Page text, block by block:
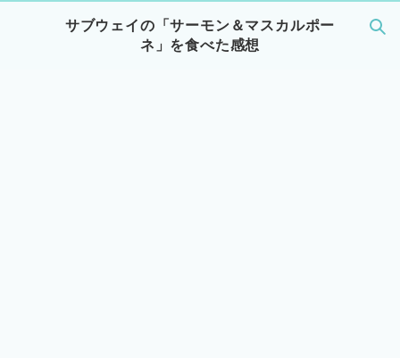
サブウェイの「サーモン＆マスカルポー
ネ」を食べた感想